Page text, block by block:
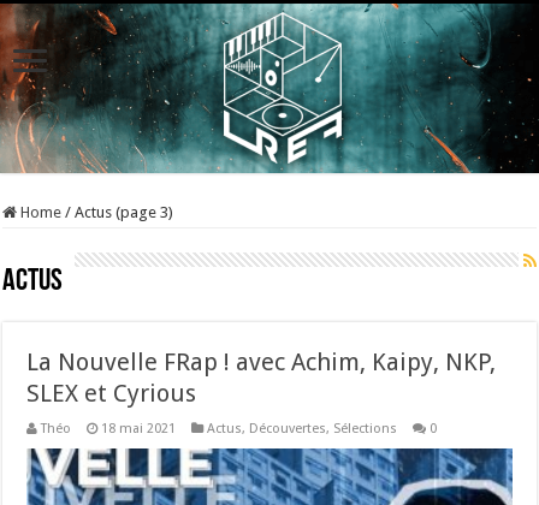
Home / Actus (page 3)
Actus
La Nouvelle FRap ! avec Achim, Kaipy, NKP,
SLEX et Cyrious
Théo 18 mai 2021 Actus, Découvertes, Sélections 0